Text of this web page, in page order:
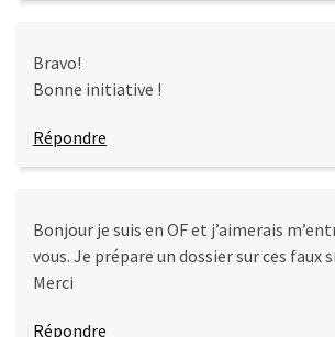
Bravo!
Bonne initiative !
Répondre
Bonjour je suis en OF et j’aimerais
vous. Je prépare un dossier sur ces faux
Merci
Répondre